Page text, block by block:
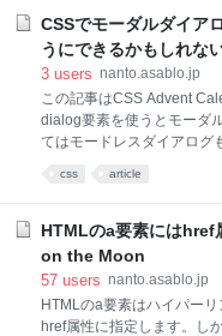
が常に表示されるようなも
素において内容がはみ出す
てきます。 クラシックスク
scrollbar-gutter: stableを指
きで
CSSでモーダルダイア
うにできるかもしれ
3 users nanto.asablo.jp
この記事はCSS Advent
dialog要素を使うとモーダ
てはモードレスダイアログ
在のCSS仕様草案によれば
モ）。 dialog { overscroll-
はChrome canary 110では
クロールは防げず、Firefox
css article
HTMLのa要素にはhref
on the Moon
57 users nanto.asablo.jp
HTMLのa要素はハイパー
href属性に指定します。し